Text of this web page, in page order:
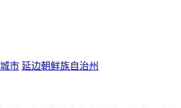
市 延边朝鲜族自治州